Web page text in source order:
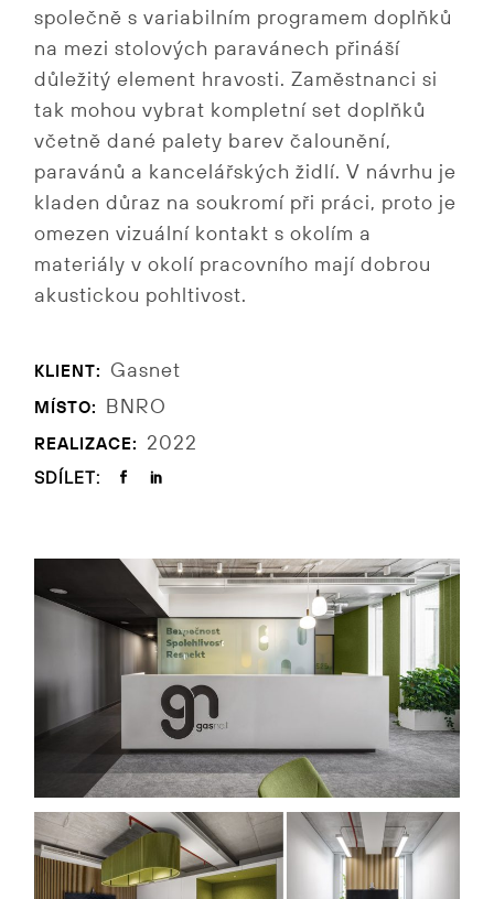
společně s variabilním programem doplňků
na mezi stolových paravánech přináší
důležitý element hravosti. Zaměstnanci si
tak mohou vybrat kompletní set doplňků
včetně dané palety barev čalounění,
paravánů a kancelářských židlí. V návrhu je
kladen důraz na soukromí při práci, proto je
omezen vizuální kontakt s okolím a
materiály v okolí pracovního mají dobrou
akustickou pohltivost.
KLIENT: Gasnet
MÍSTO: BNRO
REALIZACE: 2022
SDÍLET: